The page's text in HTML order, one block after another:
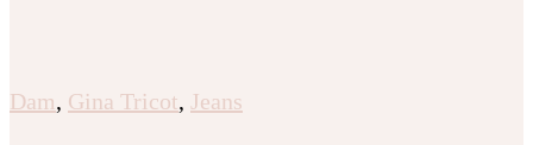
Dam, Gina Tricot, Jeans